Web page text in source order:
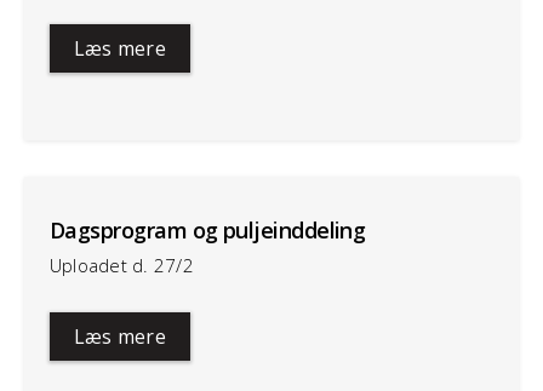
Læs mere
Dagsprogram og puljeinddeling
Uploadet d. 27/2
Læs mere